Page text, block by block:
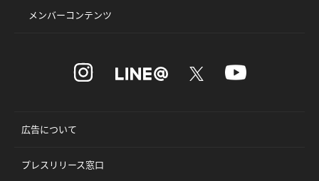
メンバーコンテンツ
広告について
プレスリリース窓口